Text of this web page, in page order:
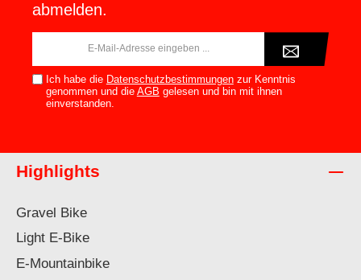
abmelden.
Ich habe die Datenschutzbestimmungenzur Kenntnis
genommen und die AGB gelesen und bin mit ihnen
einverstanden.
Highlights
Gravel Bike
Light E-Bike
E-Mountainbike